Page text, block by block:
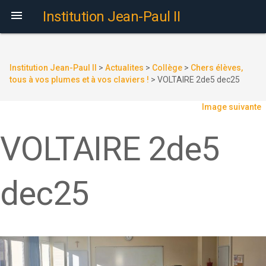
 Institution Jean-Paul II
Institution Jean-Paul II > Actualites > Collège > Chers élèves,
tous à vos plumes et à vos claviers ! > VOLTAIRE 2de5 dec25
Image suivante
VOLTAIRE 2de5
dec25